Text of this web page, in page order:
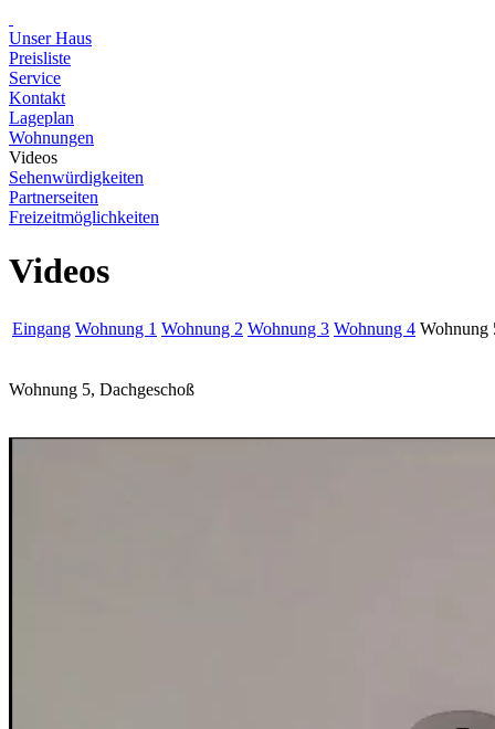
Unser Haus
Preisliste
Service
Kontakt
Lageplan
Wohnungen
Videos
Sehenwürdigkeiten
Partnerseiten
Freizeitmöglichkeiten
Videos
Eingang Wohnung 1 Wohnung 2 Wohnung 3 Wohnung 4 Wohnung
Wohnung 5, Dachgeschoß